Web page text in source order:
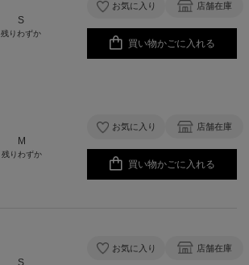
S
残りわずか
お気に入り 店舗在庫
買い物かごに入れる
M
残りわずか
お気に入り 店舗在庫
買い物かごに入れる
S
お気に入り 店舗在庫